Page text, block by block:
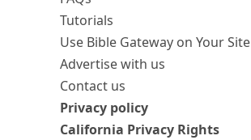
Tutorials
Use Bible Gateway on Your Site
Advertise with us
Contact us
Privacy policy
California Privacy Rights